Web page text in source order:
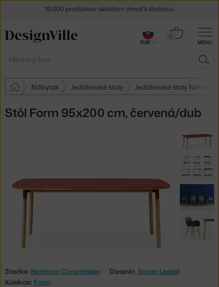
MENU
Hľadať
0
Košík
Nábytok Jedálenské stoly Jedálenské stoly
Stôl Form 95x200 cm, červená/dub
Značka: Normann Copenhagen Dizajnér: Simon Legald
Kolekcia: Form
10.000 produktov skladom ihneď k dodaniu
30 dní na vrátenie tovaru
EUR